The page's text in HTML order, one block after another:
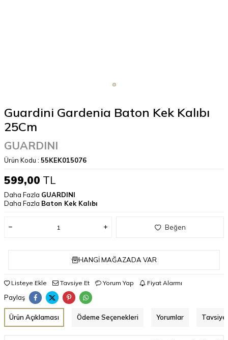
Guardini Gardenia Baton Kek Kalıbı
25Cm
GUARDINI
Ürün Kodu : 55KEK015076
599,00 TL
Daha Fazla GUARDINI
Daha Fazla Baton Kek Kalıbı
Beğen
HANGI MAĞAZADA VAR
Listeye Ekle Tavsiye Et Yorum Yap Fiyat Alarmı
Paylaş
Ürün Açıklaması Ödeme Seçenekleri Yorumlar Tavsiye